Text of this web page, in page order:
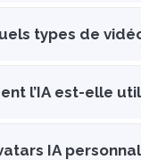
types de
l’IA est-elle
IA